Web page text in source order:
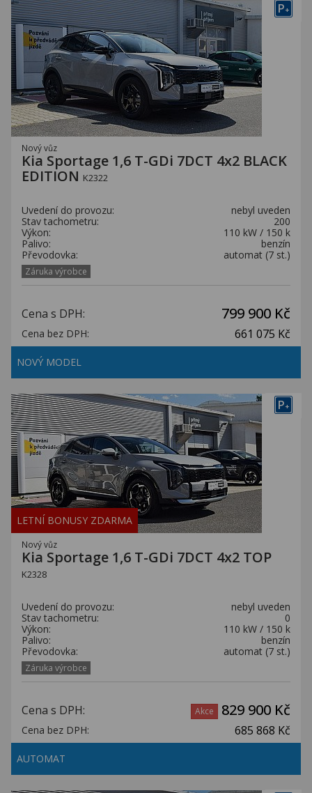
P+
Nový vůz
Kia Sportage 1,6 T-GDi 7DCT 4x2 BLACK
EDITION K2322
Uvedení do provozu:
nebyl uveden
Stav tachometru:
200
Výkon:
110 kW / 150 k
Palivo:
benzín
Převodovka:
automat (7 st.)
Záruka výrobce
Cena s DPH: 799 900 Kč
Cena bez DPH: 661 075 Kč
NOVÝ MODEL
P+
LETNÍ BONUSY ZDARMA
Nový vůz
Kia Sportage 1,6 T-GDi 7DCT 4x2 TOP
K2328
Uvedení do provozu:
nebyl uveden
Stav tachometru:
0
Výkon:
110 kW / 150 k
Palivo:
benzín
Převodovka:
automat (7 st.)
Záruka výrobce
Cena s DPH: Akce 829 900 Kč
Cena bez DPH: 685 868 Kč
AUTOMAT